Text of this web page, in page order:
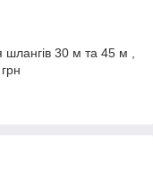
30 м та 45 м ,